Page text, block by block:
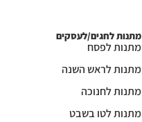
מתנות לחגים/לעסקים
מתנות לפסח
מתנות לראש השנה
מתנות לחנוכה
מתנות לטו בשבט